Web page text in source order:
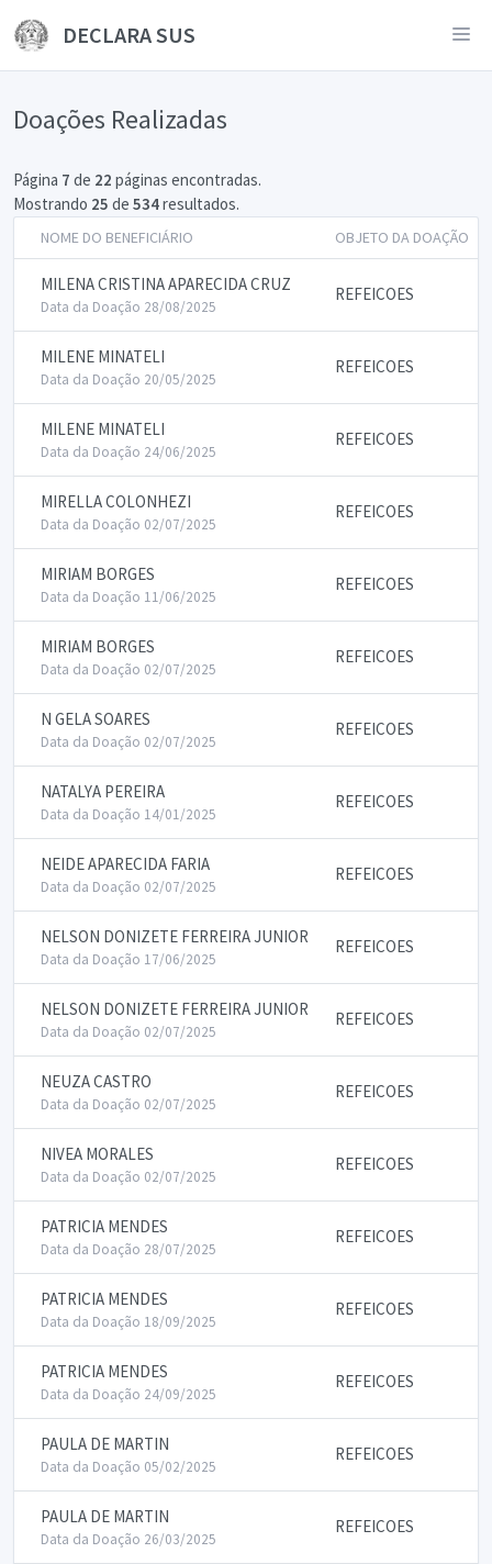
DECLARA SUS
Doações Realizadas
Página 7 de 22 páginas encontradas.
Mostrando 25 de 534resultados.
NOME DO BENEFICIÁRIO OBJETO DA DOAÇÃO
MILENA CRISTINA APARECIDA CRUZ
Data da Doação 28/08/2025
REFEICOES
MILENE MINATELI
Data da Doação 20/05/2025
REFEICOES
MILENE MINATELI
Data da Doação 24/06/2025
REFEICOES
MIRELLA COLONHEZI
Data da Doação 02/07/2025
REFEICOES
MIRIAM BORGES
Data da Doação 11/06/2025
REFEICOES
MIRIAM BORGES
Data da Doação 02/07/2025
REFEICOES
N GELA SOARES
Data da Doação 02/07/2025
REFEICOES
NATALYA PEREIRA
Data da Doação 14/01/2025
REFEICOES
NEIDE APARECIDA FARIA
Data da Doação 02/07/2025
REFEICOES
NELSON DONIZETE FERREIRA JUNIOR
Data da Doação 17/06/2025
REFEICOES
NELSON DONIZETE FERREIRA JUNIOR
Data da Doação 02/07/2025
REFEICOES
NEUZA CASTRO
Data da Doação 02/07/2025
REFEICOES
NIVEA MORALES
Data da Doação 02/07/2025
REFEICOES
PATRICIA MENDES
Data da Doação 28/07/2025
REFEICOES
PATRICIA MENDES
Data da Doação 18/09/2025
REFEICOES
PATRICIA MENDES
Data da Doação 24/09/2025
REFEICOES
PAULA DE MARTIN
Data da Doação 05/02/2025
REFEICOES
PAULA DE MARTIN
Data da Doação 26/03/2025
REFEICOES